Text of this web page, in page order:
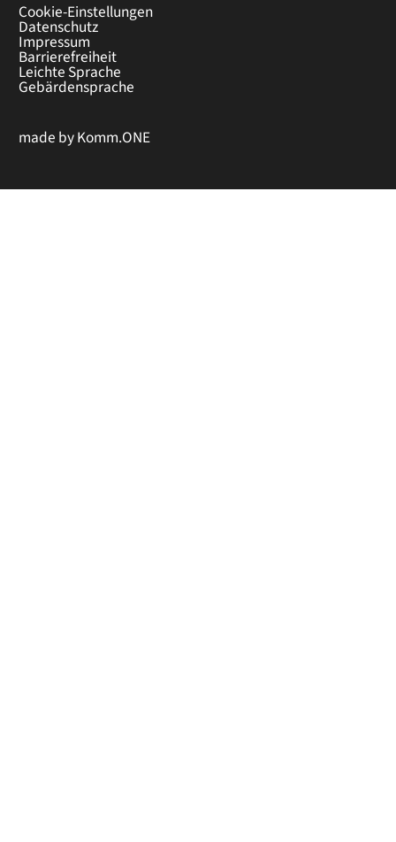
Cookie-Einstellungen
Datenschutz
Impressum
Barrierefreiheit
Leichte Sprache
Gebärdensprache
made byKomm.ONE